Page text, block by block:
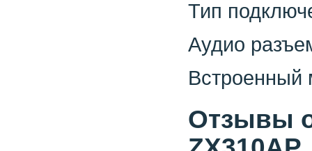
Тип
Аудио
Встроенный
Отзывы